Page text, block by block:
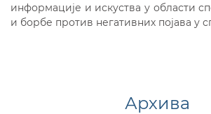
информације и искуства у области
и борбе против негативних појава у
Архива